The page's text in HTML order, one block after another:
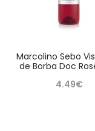
Marcolino Sebo
de Borba Doc
4.49€